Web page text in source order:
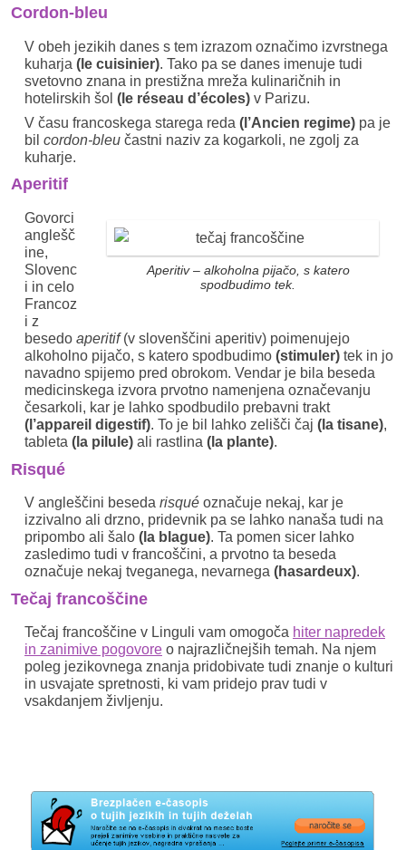
Cordon-bleu
V obeh jezikih danes s tem izrazom označimo izvrstnega
kuharja (le cuisinier). Tako pa se danes imenuje tudi
svetovno znana in prestižna mreža kulinaričnih in
hotelirskih šol (le réseau d’écoles) v Parizu.
V času francoskega starega reda (l’Ancien regime) pa je
bil cordon-bleu častni naziv za kogarkoli, ne zgolj za
kuharje.
Aperitif
Aperitiv – alkoholna pijačo, s katero
spodbudimo tek.
Govorci
anglešč
ine,
Slovenc
i in celo
Francoz
i z
besedo aperitif(v slovenščini aperitiv) poimenujejo
alkoholno pijačo, s katero spodbudimo (stimuler) tek in jo
navadno spijemo pred obrokom. Vendar je bila beseda
medicinskega izvora prvotno namenjena označevanju
česarkoli, kar je lahko spodbudilo prebavni trakt
(l’appareil digestif). To je bil lahko zelišči čaj (la tisane),
tableta (la pilule) ali rastlina (la plante).
Risqué
V angleščini beseda risqué označuje nekaj, kar je
izzivalno ali drzno, pridevnik pa se lahko nanaša tudi na
pripombo ali šalo (la blague). Ta pomen sicer lahko
zasledimo tudi v francoščini, a prvotno ta beseda
označuje nekaj tveganega, nevarnega (hasardeux).
Tečaj francoščine
Tečaj francoščine v Linguli vam omogoča hiter napredek
in zanimive pogovore o najrazličnejših temah. Na njem
poleg jezikovnega znanja pridobivate tudi znanje o kulturi
in usvajate spretnosti, ki vam pridejo prav tudi v
vsakdanjem življenju.